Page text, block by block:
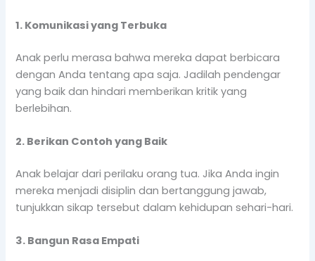
1. Komunikasi yang Terbuka
Anak perlu merasa bahwa mereka dapat berbicara
dengan Anda tentang apa saja. Jadilah pendengar
yang baik dan hindari memberikan kritik yang
berlebihan.
2. Berikan Contoh yang Baik
Anak belajar dari perilaku orang tua. Jika Anda ingin
mereka menjadi disiplin dan bertanggung jawab,
tunjukkan sikap tersebut dalam kehidupan sehari-hari.
3. Bangun Rasa Empati